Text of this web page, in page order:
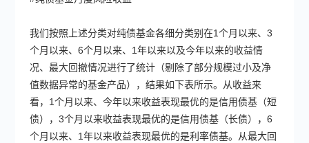
我们按照上述分类对纯债基金各细分类别在1个月以来、3
个月以来、6个月以来、1年以来以及今年以来的收益情
况、最大回撤情况进行了统计（剔除了部分规模过小及净
值数据异常的基金产品），结果如下表所示。从收益来
看，1个月以来、今年以来收益表现最优的是信用债基（短
债），3个月以来收益表现最优的是信用债基（长债），6
个月以来、1年以来收益表现最优的是利率债基。从最大回